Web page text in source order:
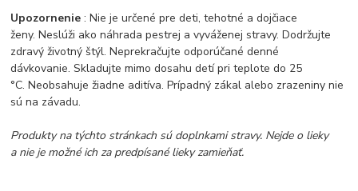
Upozornenie: Nie je určené pre deti, tehotné a dojčiace
ženy. Neslúži ako náhrada pestrej a vyváženej stravy. Dodržujte
zdravý životný štýl. Neprekračujte odporúčané denné
dávkovanie. Skladujte mimo dosahu detí pri teplote do 25
°C. Neobsahuje žiadne aditíva. Prípadný zákal alebo zrazeniny nie
sú na závadu.
Produkty na týchto stránkach sú doplnkami stravy. Nejde o lieky
a nie je možné ich za predpísané lieky zamieňať.